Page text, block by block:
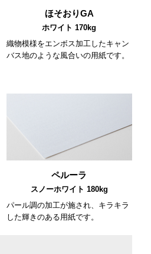
ほそおりGA
ホワイト 170kg
織物模様をエンボス加工したキャン
バス地のような風合いの用紙です。
ペルーラ
スノーホワイト 180kg
パール調の加工が施され、キラキラ
した輝きのある用紙です。